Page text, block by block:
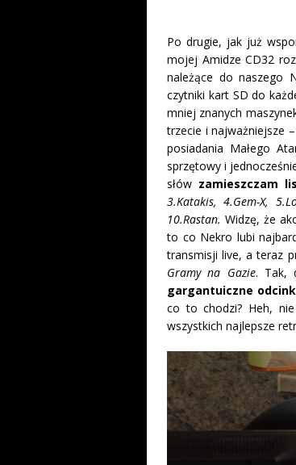
Po drugie, jak już
mojej Amidze CD32
należące do naszego
czytniki kart SD do
mniej znanych
trzecie i najważniejsze
posiadania Małego
sprzętowy i
słów zamieszczam
3.Katakis, 4.Gem-X,
10.Rastan. Widzę, że
to co Nekro lubi
transmisji live, a teraz
Gramy na Gazie. Tak,
gargantuiczne
co to chodzi? Heh,
wszystkich najlepsze